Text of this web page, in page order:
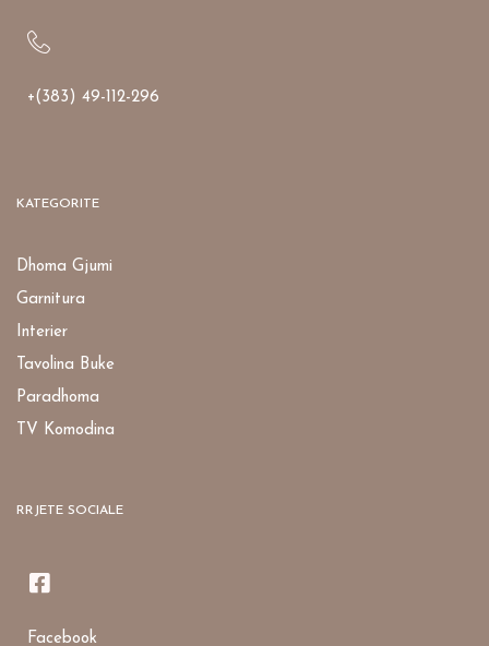
+(383) 49-112-296
KATEGORITE
Dhoma Gjumi
Garnitura
Interier
Tavolina Buke
Paradhoma
TV Komodina
RRJETE SOCIALE
Facebook